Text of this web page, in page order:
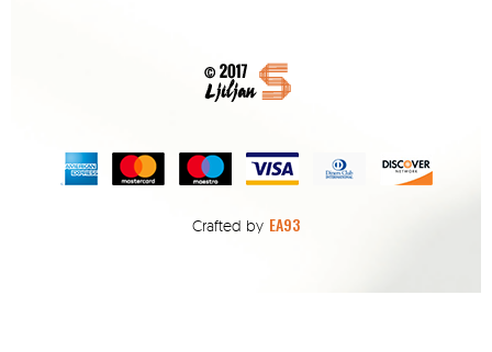
Crafted by EA93